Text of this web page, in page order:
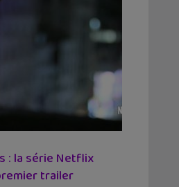
: la série Netflix
trailer